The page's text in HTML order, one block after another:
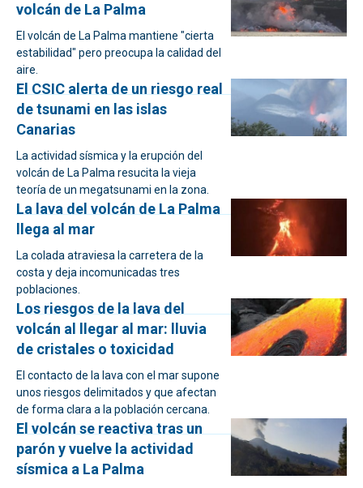
volcán de La Palma
El volcán de La Palma mantiene "cierta
estabilidad" pero preocupa la calidad del
aire.
El CSIC alerta de un riesgo real
de tsunami en las islas
Canarias
La actividad sísmica y la erupción del
volcán de La Palma resucita la vieja
teoría de un megatsunami en la zona.
La lava del volcán de La Palma
llega al mar
La colada atraviesa la carretera de la
costa y deja incomunicadas tres
poblaciones.
Los riesgos de la lava del
volcán al llegar al mar: lluvia
de cristales o toxicidad
El contacto de la lava con el mar supone
unos riesgos delimitados y que afectan
de forma clara a la población cercana.
El volcán se reactiva tras un
parón y vuelve la actividad
sísmica a La Palma